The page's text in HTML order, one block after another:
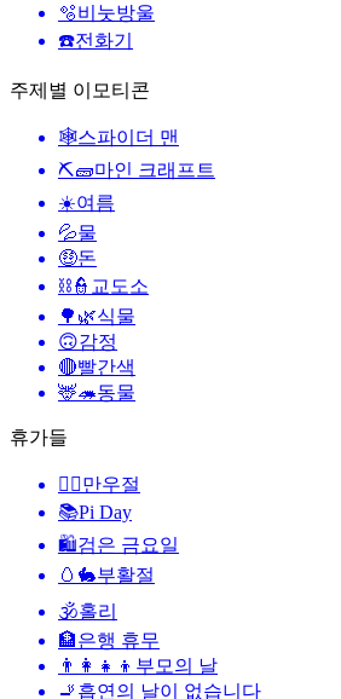
🫧비눗방울
☎️전화기
주제별 이모티콘
🕸️스파이더 맨
⛏🧱마인 크래프트
☀️여름
💦물
🤑돈
⛓️👮 교도소
🌳🌿식물
🙃감정
🔴빨간색
🦌🦔동물
휴가들
🙆‍♂️만우절
📚Pi Day
🛍검은 금요일
🥚🐇부활절
🕉홀리
🏦은행 휴무
👨‍👩‍👧‍👦 부모의 날
🚬 흡연의 날이 없습니다